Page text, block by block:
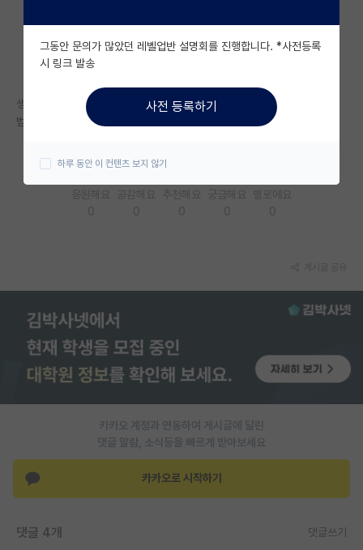
자유 게시판(아무개랩)
미국 유학 게시판
미국 대학원 합격 후기 게시판
대학원생 모집 게시판
연구실(PI) 홍보 게시판
취업 게시판
임용 후기 게시판
PI 전용 게시판
특수/전문대학원 게시판
학술 정보 게시판
생명화학공학과 면접 같이 준비하실 분 계실까요?
범위가 너무 방대해서 어떻게 공부해야할지 모르겠네요...
카카오 계정과 연동하여 게시글에 달린
댓글 알람, 소식등을 빠르게 받아보세요
카카오로 시작하기
댓글 4개 댓글쓰기
그동안 문의가 많았던 레벨업반 설명회를 진행합니다. *사전등록
시 링크 발송
사전 등록하기
하루 동안 이 컨텐츠 보지 않기